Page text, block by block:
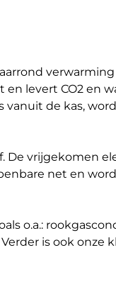
verwarming
levert CO2 en
de kas,
De vrijgekomen
net en
o.a.:
is ook